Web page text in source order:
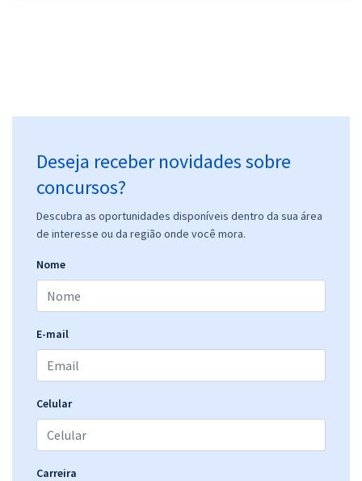
Deseja receber novidades sobre
concursos?
Descubra as oportunidades disponíveis dentro da sua área
de interesse ou da região onde você mora.
Nome
E-mail
Celular
Carreira